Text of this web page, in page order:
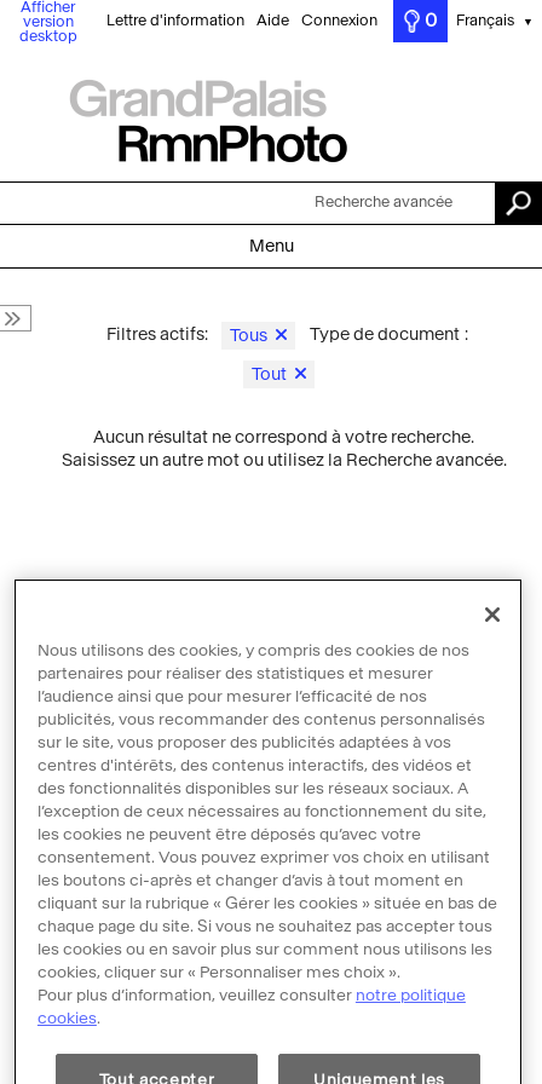
Afficher
version
desktop
Lettre d'information Aide Connexion 0 Français ▼
Recherche avancée
Menu
Filtres actifs: Tous Type de document :
Tout
Aucun résultat ne correspond à votre recherche.
Saisissez un autre mot ou utilisez la Recherche avancée.
Contact
Mentions légales
Conditions Générales d'Utilisation
Politique des cookies
Nous utilisons des cookies, y compris des cookies de nos
partenaires pour réaliser des statistiques et mesurer
l’audience ainsi que pour mesurer l’efficacité de nos
publicités, vous recommander des contenus personnalisés
sur le site, vous proposer des publicités adaptées à vos
centres d'intérêts, des contenus interactifs, des vidéos et
des fonctionnalités disponibles sur les réseaux sociaux. A
l’exception de ceux nécessaires au fonctionnement du site,
les cookies ne peuvent être déposés qu’avec votre
consentement. Vous pouvez exprimer vos choix en utilisant
les boutons ci-après et changer d’avis à tout moment en
cliquant sur la rubrique « Gérer les cookies » située en bas de
chaque page du site. Si vous ne souhaitez pas accepter tous
les cookies ou en savoir plus sur comment nous utilisons les
cookies, cliquer sur « Personnaliser mes choix ».
Pour plus d’information, veuillez consulter notre politique
cookies.
Tout accepter Uniquement les